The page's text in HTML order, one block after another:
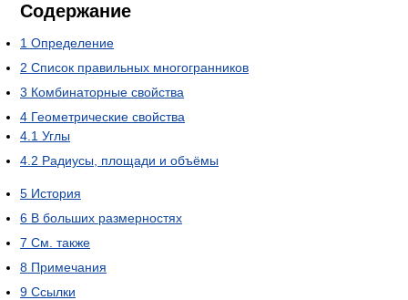
Содержание
1 Определение
2 Список правильных многогранников
3 Комбинаторные свойства
4 Геометрические свойства
4.1 Углы
4.2 Радиусы, площади и объёмы
5 История
6 В больших размерностях
7 См. также
8 Примечания
9 Ссылки